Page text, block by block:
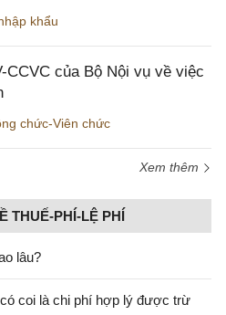
khẩu
CCVC của Bộ Nội vụ về việc
chức-Viên chức
Xem thêm
THUẾ-PHÍ-LỆ PHÍ
lâu?
coi là chi phí hợp lý được trừ